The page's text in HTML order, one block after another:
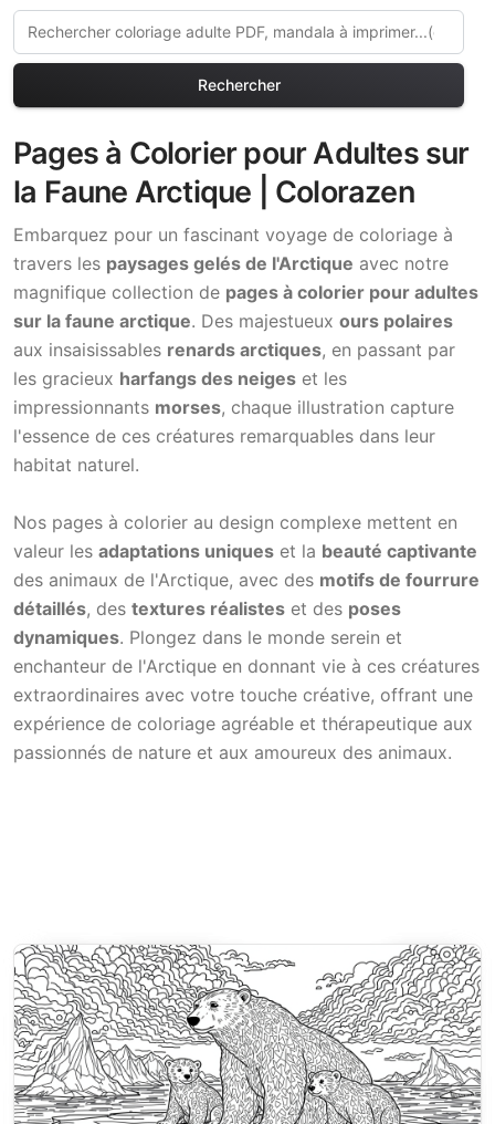
Rechercher
Pages à Colorier pour Adultes sur
la Faune Arctique | Colorazen
Embarquez pour un fascinant voyage de coloriage à
travers les paysages gelés de l'Arctique avec notre
magnifique collection de pages à colorier pour adultes
sur la faune arctique. Des majestueux ours polaires
aux insaisissables renards arctiques, en passant par
les gracieux harfangs des neiges et les
impressionnants morses, chaque illustration capture
l'essence de ces créatures remarquables dans leur
habitat naturel.
Nos pages à colorier au design complexe mettent en
valeur les adaptations uniques et la beauté captivante
des animaux de l'Arctique, avec des motifs de fourrure
détaillés, des textures réalistes et des poses
dynamiques. Plongez dans le monde serein et
enchanteur de l'Arctique en donnant vie à ces créatures
extraordinaires avec votre touche créative, offrant une
expérience de coloriage agréable et thérapeutique aux
passionnés de nature et aux amoureux des animaux.